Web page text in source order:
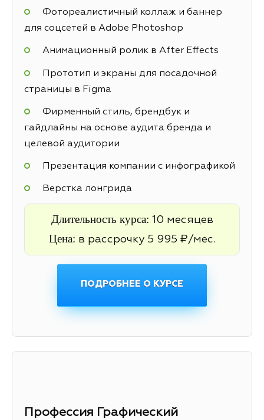
Фотореалистичный коллаж и баннер
для соцсетей в Adobe Photoshop
Анимационный ролик в After Effects
Прототип и экраны для посадочной
страницы в Figma
Фирменный стиль, брендбук и
гайдлайны на основе аудита бренда и
целевой аудитории
Презентация компании с инфографикой
Верстка лонгрида
Длительность курса: 10 месяцев
Цена: в рассрочку 5 995 ₽/мес.
ПОДРОБНЕЕ О КУРСЕ
Профессия Графический